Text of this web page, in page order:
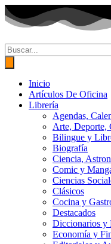
Ir
al
contenido
Búsqueda
de
productos
Inicio
Artículos De Oficina
Librería
Agendas,
Arte, Deporte,
Bilingue y
Biografía
Ciencia,
Comic y
Ciencias
Clásicos
Cocina y
Destacados
Diccionarios y
Economía y